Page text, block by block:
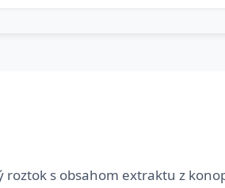
s obsahom extraktu z